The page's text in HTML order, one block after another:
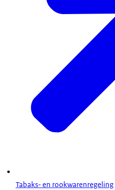
Tabaks- en rookwarenregeling